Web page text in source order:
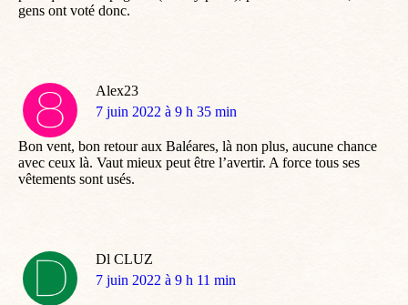
gens ont voté donc.
Alex23
dit
7 juin 2022 à 9 h 35 min
Bon vent, bon retour aux Baléares, là non plus, aucune chance
avec ceux là. Vaut mieux peut être l’avertir. A force tous ses
vêtements sont usés.
Dl CLUZ
dit
7 juin 2022 à 9 h 11 min